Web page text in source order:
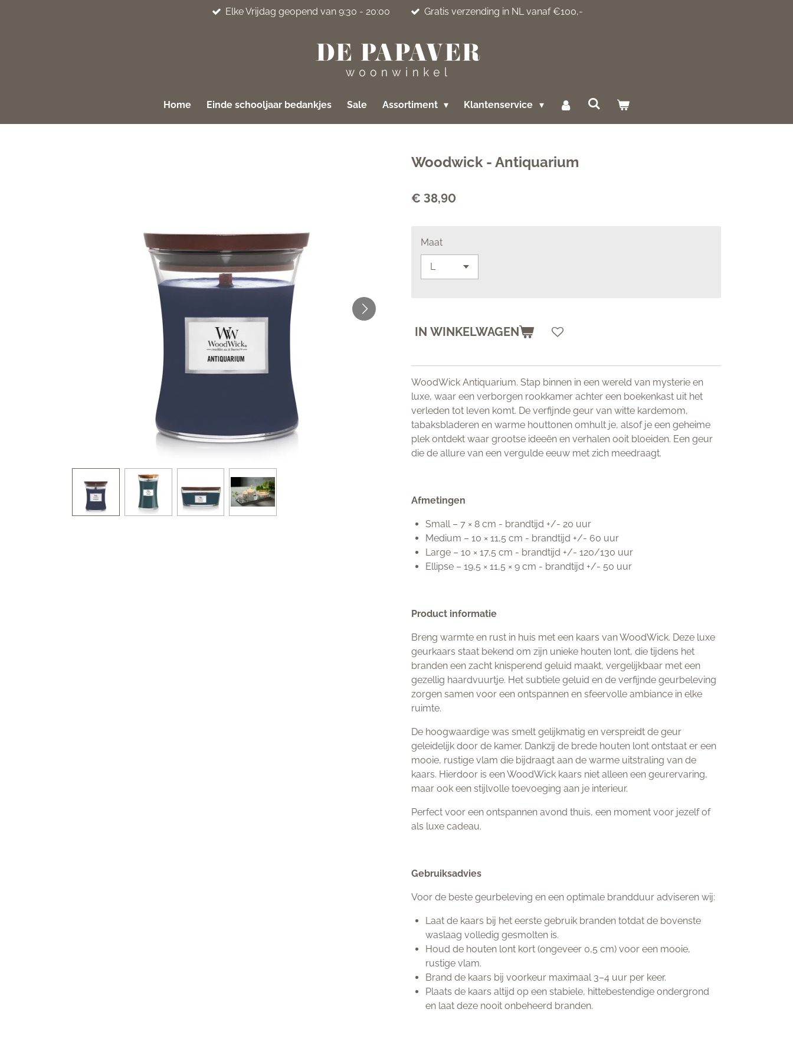
Elke Vrijdag geopend van 9:30 - 20:00 Gratis verzending in NL vanaf €100,-
Home Einde schooljaar bedankjes Sale Assortiment Klantenservice
Woodwick - Antiquarium
€ 38,90
Maat
IN WINKELWAGEN
WoodWick Antiquarium. Stap binnen in een wereld van mysterie en
luxe, waar een verborgen rookkamer achter een boekenkast uit het
verleden tot leven komt. De verfijnde geur van witte kardemom,
tabaksbladeren en warme houttonen omhult je, alsof je een geheime
plek ontdekt waar grootse ideeën en verhalen ooit bloeiden. Een geur
die de allure van een vergulde eeuw met zich meedraagt.
Afmetingen
Small – 7 × 8 cm - brandtijd +/- 20 uur
Medium – 10 × 11,5 cm - brandtijd +/- 60 uur
Large – 10 × 17,5 cm - brandtijd +/- 120/130 uur
Ellipse – 19,5 × 11,5 × 9 cm - brandtijd +/- 50 uur
Product informatie
Breng warmte en rust in huis met een kaars van WoodWick. Deze luxe
geurkaars staat bekend om zijn unieke houten lont, die tijdens het
branden een zacht knisperend geluid maakt, vergelijkbaar met een
gezellig haardvuurtje. Het subtiele geluid en de verfijnde geurbeleving
zorgen samen voor een ontspannen en sfeervolle ambiance in elke
ruimte.
De hoogwaardige was smelt gelijkmatig en verspreidt de geur
geleidelijk door de kamer. Dankzij de brede houten lont ontstaat er een
mooie, rustige vlam die bijdraagt aan de warme uitstraling van de
kaars. Hierdoor is een WoodWick kaars niet alleen een geurervaring,
maar ook een stijlvolle toevoeging aan je interieur.
Perfect voor een ontspannen avond thuis, een moment voor jezelf of
als luxe cadeau.
Gebruiksadvies
Voor de beste geurbeleving en een optimale brandduur adviseren wij:
Laat de kaars bij het eerste gebruik branden totdat de bovenste
waslaag volledig gesmolten is.
Houd de houten lont kort (ongeveer 0,5 cm) voor een mooie,
rustige vlam.
Brand de kaars bij voorkeur maximaal 3–4 uur per keer.
Plaats de kaars altijd op een stabiele, hittebestendige ondergrond
en laat deze nooit onbeheerd branden.